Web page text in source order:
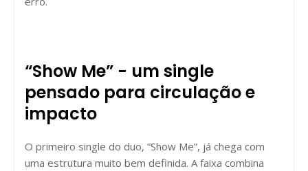
“Show Me” - um single
pensado para circulação e
impacto
O primeiro single do duo, “Show Me”, já chega com
uma estrutura muito bem definida. A faixa combina